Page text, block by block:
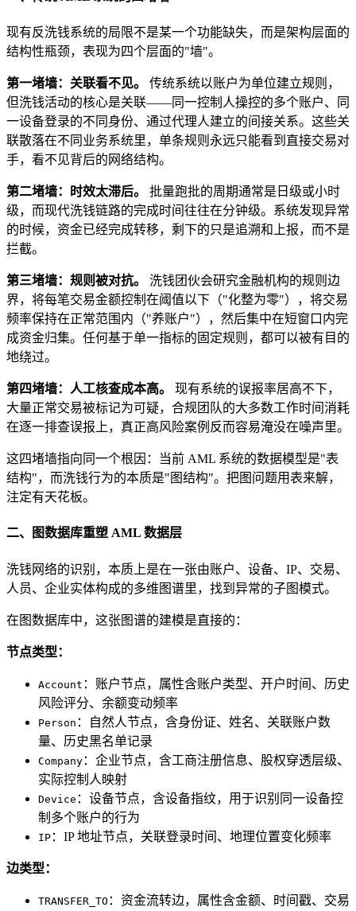
现有反洗钱系统的局限不是某一个功能缺失，而是架构层面的
结构性瓶颈，表现为四个层面的"墙"。
第一堵墙：关联看不见。
传统系统以账户为单位建立规则，
但洗钱活动的核心是关联——同一控制人操控的多个账户、同
一设备登录的不同身份、通过代理人建立的间接关系。这些关
联散落在不同业务系统里，单条规则永远只能看到直接交易对
手，看不见背后的网络结构。
第二堵墙：时效太滞后。
批量跑批的周期通常是日级或小时
级，而现代洗钱链路的完成时间往往在分钟级。系统发现异常
的时候，资金已经完成转移，剩下的只是追溯和上报，而不是
拦截。
第三堵墙：规则被对抗。
洗钱团伙会研究金融机构的规则边
界，将每笔交易金额控制在阈值以下（"化整为零"），将交易
频率保持在正常范围内（"养账户"），然后集中在短窗口内完
成资金归集。任何基于单一指标的固定规则，都可以被有目的
地绕过。
第四堵墙：人工核查成本高。
现有系统的误报率居高不下，
大量正常交易被标记为可疑，合规团队的大多数工作时间消耗
在逐一排查误报上，真正高风险案例反而容易淹没在噪声里。
这四堵墙指向同一个根因：当前 AML 系统的数据模型是"表
结构"，而洗钱行为的本质是"图结构"。把图问题用表来解，
注定有天花板。
二、图数据库重塑 AML 数据层
洗钱网络的识别，本质上是在一张由账户、设备、IP、交易、
人员、企业实体构成的多维图谱里，找到异常的子图模式。
在图数据库中，这张图谱的建模是直接的：
节点类型：
Account ：账户节点，属性含账户类型、开户时间、历史
风险评分、余额变动频率
Person ：自然人节点，含身份证、姓名、关联账户数
量、历史黑名单记录
Company ：企业节点，含工商注册信息、股权穿透层级、
实际控制人映射
Device ：设备节点，含设备指纹，用于识别同一设备控
制多个账户的行为
IP ：IP 地址节点，关联登录时间、地理位置变化频率
边类型：
TRANSFER_TO ：资金流转边，属性含金额、时间戳、交易